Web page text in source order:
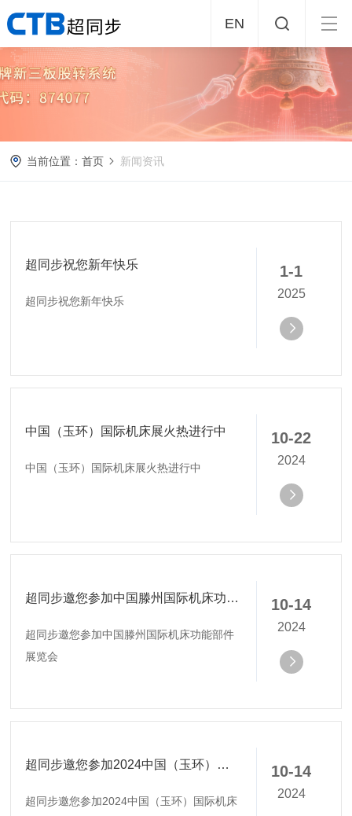
EN
当前位置：首页 新闻资讯
超同步祝您新年快乐
超同步祝您新年快乐
1-1
2025
中国（玉环）国际机床展火热进行中
中国（玉环）国际机床展火热进行中
10-22
2024
超同步邀您参加中国滕州国际机床功能部件展览会
超同步邀您参加中国滕州国际机床功能部件
展览会
10-14
2024
超同步邀您参加2024中国（玉环）国际机床展
超同步邀您参加2024中国（玉环）国际机床
10-14
2024